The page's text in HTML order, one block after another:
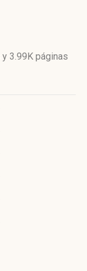
y 3.99K páginas